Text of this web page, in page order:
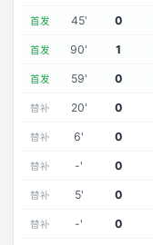
首发 45' 0
首发 90' 1
首发 59' 0
替补 20' 0
替补 6' 0
替补 -' 0
替补 5' 0
替补 -' 0